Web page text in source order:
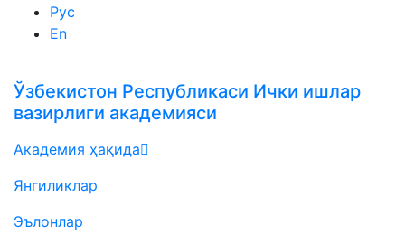
Рус
En
Ўзбекистон Республикаси Ички ишлар
вазирлиги академияси
Академия ҳақида
Янгиликлар
Эълонлар